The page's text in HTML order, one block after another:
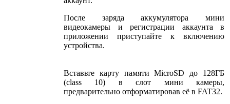
После заряда аккумулятора мини
видеокамеры и регистрации аккаунта в
приложении приступайте к включению
устройства.
Вставьте карту памяти MicroSD до 128ГБ
(class 10) в слот мини камеры,
предварительно отформатировав её в FAT32.